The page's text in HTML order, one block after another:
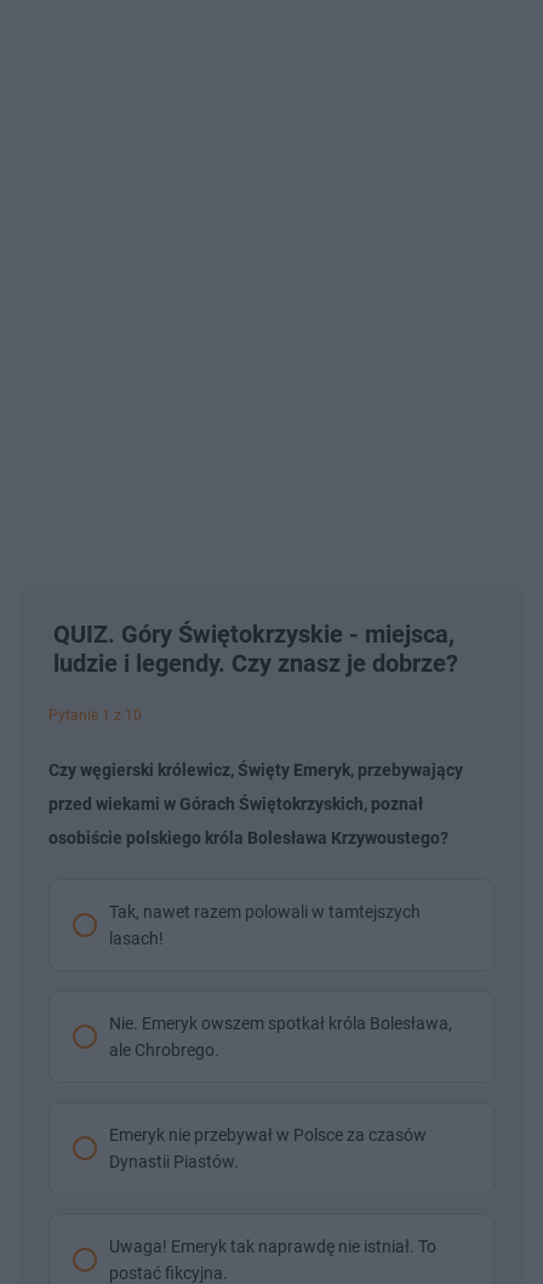
QUIZ. Góry Świętokrzyskie - miejsca,
ludzie i legendy. Czy znasz je dobrze?
Pytanie 1 z 10
Czy węgierski królewicz, Święty Emeryk, przebywający
przed wiekami w Górach Świętokrzyskich, poznał
osobiście polskiego króla Bolesława Krzywoustego?
Tak, nawet razem polowali w tamtejszych
lasach!
Nie. Emeryk owszem spotkał króla Bolesława,
ale Chrobrego.
Emeryk nie przebywał w Polsce za czasów
Dynastii Piastów.
Uwaga! Emeryk tak naprawdę nie istniał. To
postać fikcyjna.